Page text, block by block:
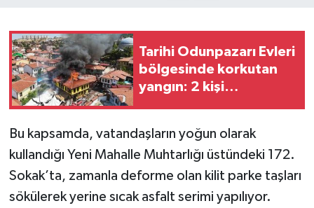
Tarihi Odunpazarı Evleri
bölgesinde korkutan
yangın: 2 kişi
Bu kapsamda, vatandaşların yoğun olarak
kullandığı Yeni Mahalle Muhtarlığı üstündeki 172.
Sokak’ta, zamanla deforme olan kilit parke taşları
sökülerek yerine sıcak asfalt serimi yapılıyor.